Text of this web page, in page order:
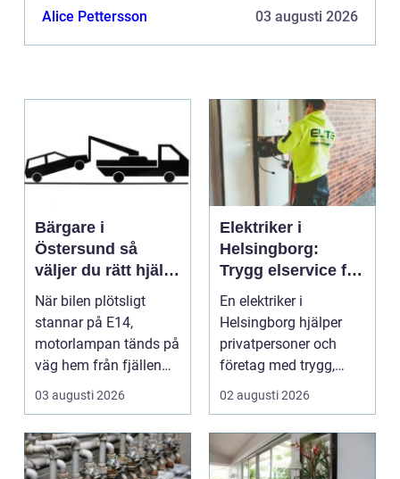
ovärderlig ...
Alice Pettersson 03 augusti 2026
Bärgare i
Östersund så
väljer du rätt hjälp
när bilen stannar
När bilen plötsligt
stannar på E14,
motorlampan tänds på
väg hem från fjällen
eller en tung lastbil ...
03 augusti 2026
Elektriker i
Helsingborg:
Trygg elservice för
hem och företag
En elektriker i
Helsingborg hjälper
privatpersoner och
företag med trygg,
säker och e...
02 augusti 2026